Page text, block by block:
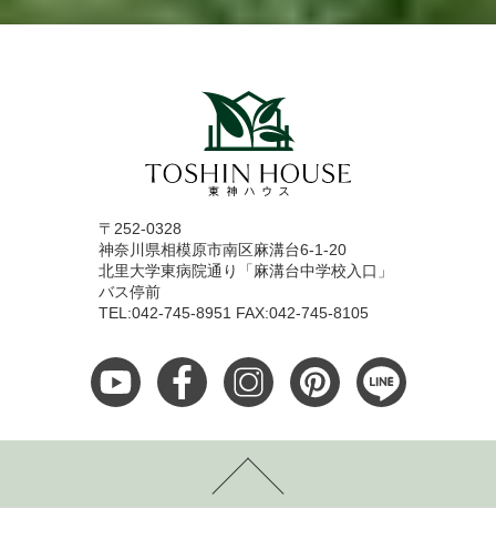
〒252-0328
神奈川県相模原市南区麻溝台6-1-20
北里大学東病院通り「麻溝台中学校入口」
バス停前
TEL:042-745-8951 FAX:042-745-8105